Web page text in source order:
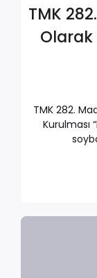
TMK
Olarak
TMK 282.
Kurulması